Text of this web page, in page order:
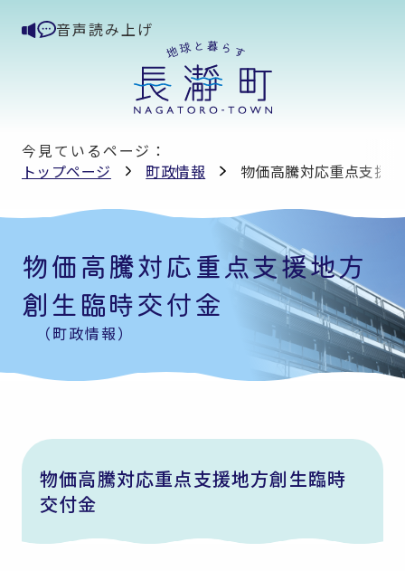
音声読み上げ
今見ているページ：
トップページ
町政情報 物価高騰対応重点支援
物価高騰対応重点支援地方
創生臨時交付金
（町政情報）
物価高騰対応重点支援地方創生臨時
交付金